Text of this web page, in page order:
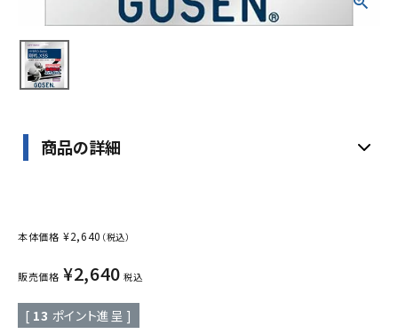
特定商取引法
プライバシーポリシー
商品の詳細
本体価格 ¥2,640 （税込）
販売価格 ¥2,640 税込
[ 13 ポイント進呈 ]